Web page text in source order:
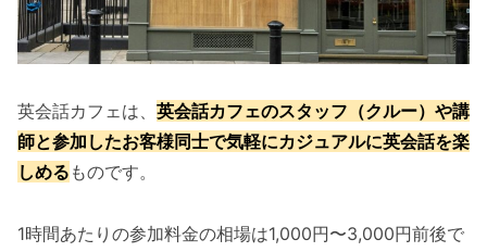
英会話カフェは、 英会話カフェのスタッフ（クルー）や講
師と参加したお客様同士で気軽にカジュアルに英会話を楽
しめる ものです。
1時間あたりの参加料金の相場は1,000円〜3,000円前後で